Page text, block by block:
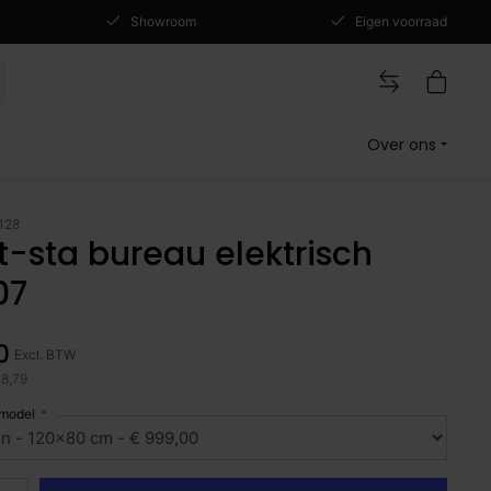
Showroom Eigen voorraad
Over ons
sta bureau elektrisch
Excl. BTW